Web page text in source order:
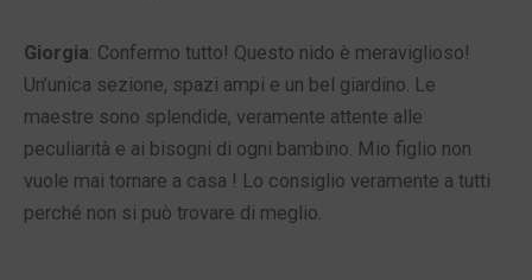
Giorgia: Confermo tutto! Questo nido è meraviglioso!
Un’unica sezione, spazi ampi e un bel giardino. Le
maestre sono splendide, veramente attente alle
peculiarità e ai bisogni di ogni bambino. Mio figlio non
vuole mai tornare a casa ! Lo consiglio veramente a tutti
perché non si può trovare di meglio.